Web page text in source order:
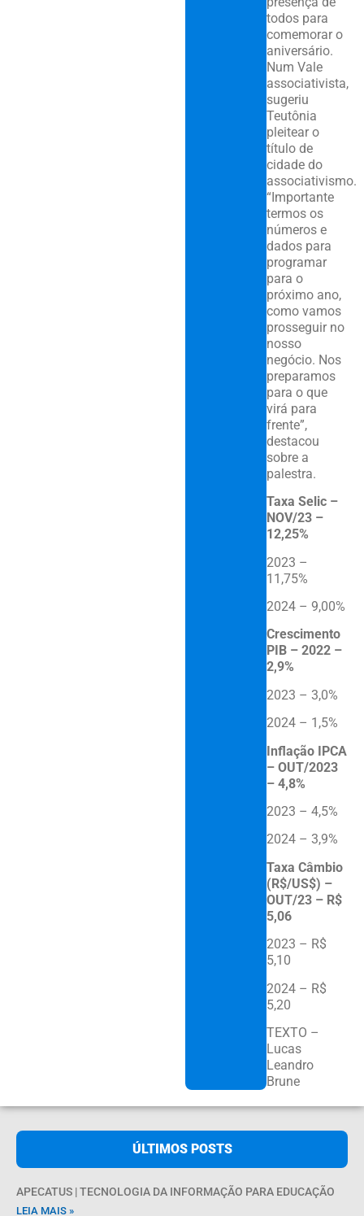
todos para
comemorar o
aniversário.
Num Vale
associativista,
sugeriu
Teutônia
pleitear o
título de
cidade do
associativismo.
“Importante
termos os
números e
dados para
programar
para o
próximo ano,
como vamos
prosseguir no
nosso
negócio. Nos
preparamos
para o que
virá para
frente”,
destacou
sobre a
palestra.
Taxa Selic –
NOV/23 –
12,25%
2023 –
11,75%
2024 – 9,00%
Crescimento
PIB – 2022 –
2,9%
2023 – 3,0%
2024 – 1,5%
Inflação IPCA
– OUT/2023
– 4,8%
2023 – 4,5%
2024 – 3,9%
Taxa Câmbio
(R$/US$) –
OUT/23 – R$
5,06
2023 – R$
5,10
2024 – R$
5,20
TEXTO –
Lucas
Leandro
Brune
ÚLTIMOS POSTS
APECATUS | TECNOLOGIA DA INFORMAÇÃO PARA EDUCAÇÃO
LEIA MAIS »